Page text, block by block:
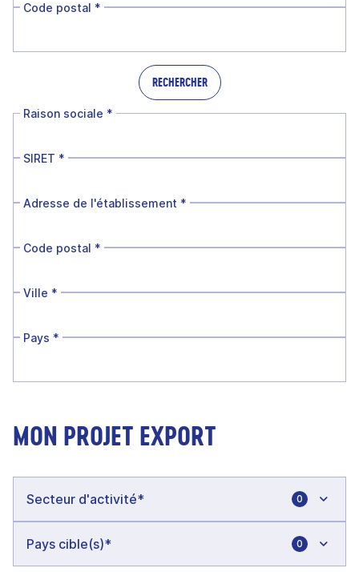
Code postal *
RECHERCHER
Raison sociale *
SIRET *
Adresse de l'établissement *
Code postal *
Ville *
Pays *
MON PROJET EXPORT
0
0